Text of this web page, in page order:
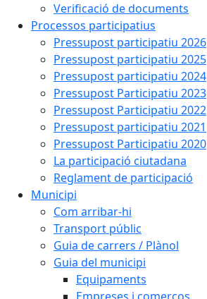
Verificació de documents
Processos participatius
Pressupost participatiu 2026
Pressupost participatiu 2025
Pressupost participatiu 2024
Pressupost Participatiu 2023
Pressupost Participatiu 2022
Pressupost participatiu 2021
Pressupost Participatiu 2020
La participació ciutadana
Reglament de participació
Municipi
Com arribar-hi
Transport públic
Guia de carrers / Plànol
Guia del municipi
Equipaments